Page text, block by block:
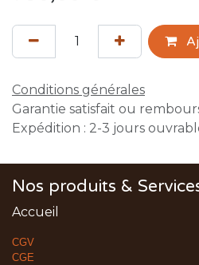
Conditions générales
Garantie satisfait ou
Expédition : 2-3 jours
Nos produits &
Accueil
CGV
CGE